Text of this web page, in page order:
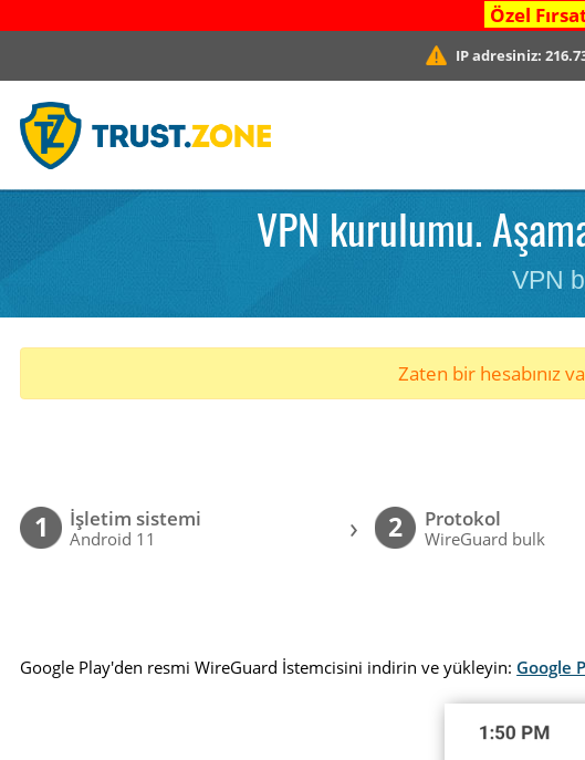
Özel
IP adresiniz:
VPN kurulumu.
VPN
Zaten bir hesabınız
1 İşletim sistemi
Android 11 › 2 Protokol
WireGuard bulk
Google Play'den resmi WireGuard İstemcisini indirin ve yükleyin: Google